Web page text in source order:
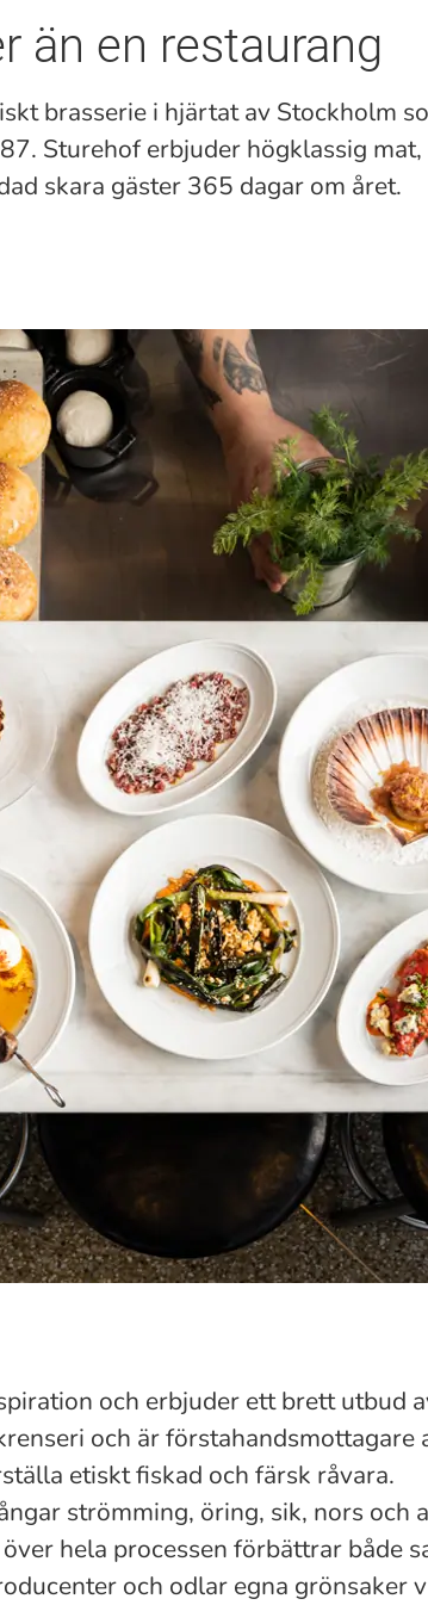
än en restaurang
brasserie i hjärtat av Stockholm
Sturehof erbjuder högklassig
skara gäster 365 dagar om året.
och erbjuder ett brett utbud
och är förstahandsmottagare
etiskt fiskad och färsk råvara.
strömming, öring, sik, nors och
hela processen förbättrar både
och odlar egna grönsaker